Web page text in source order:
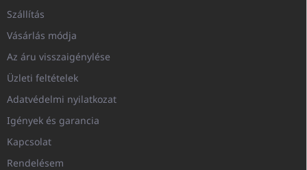
Szállítás
Vásárlás módja
Az áru visszaigénylése
Üzleti feltételek
Adatvédelmi nyilatkozat
Igények és garancia
Kapcsolat
Rendelésem